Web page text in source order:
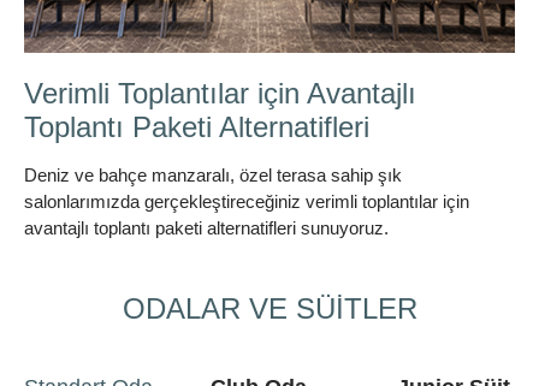
Bisikletle Bölgenin Güzelliklerini
Keşfedin
Bisikletle Bölge güzelliklerini keşfedin
ODALAR VE SÜİTLER